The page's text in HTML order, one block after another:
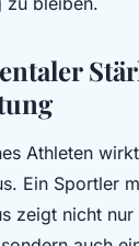
Athleten
Ein Sportler
zeigt nicht